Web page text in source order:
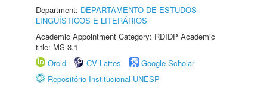
Department: DEPARTAMENTO DE ESTUDOS
LINGUÍSTICOS E LITERÁRIOS
Academic Appointment Category: RDIDP Academic
title: MS-3.1
Orcid
CV Lattes
Google Scholar
Repositório Institucional UNESP